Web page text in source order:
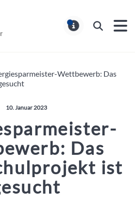
Suchen
Wettbewerb: Das
Veröffentlicht am:
10. Januar 2023
Das
ist